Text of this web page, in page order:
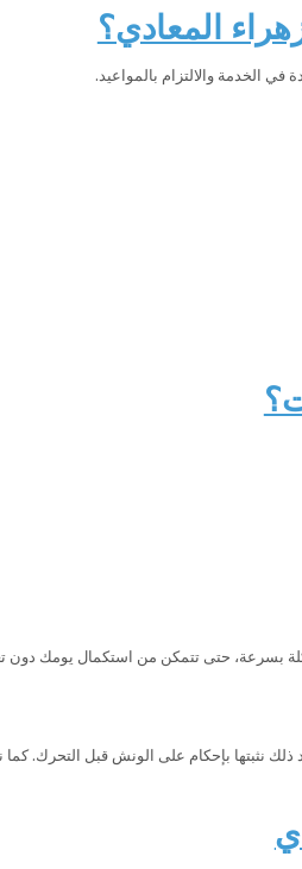
المعادي؟
الخدمة والالتزام بالمواعيد.
بسرعة، حتى تتمكن من استكمال يومك دون
ذلك نثبتها بإحكام على الونش قبل التحرك.